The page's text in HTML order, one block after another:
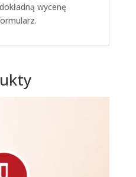
wycenę